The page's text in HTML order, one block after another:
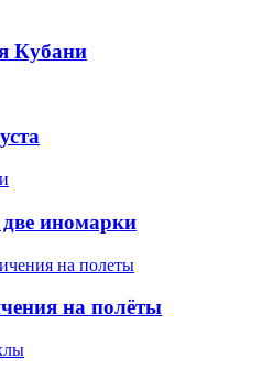
Кубани
иномарки
на полёты